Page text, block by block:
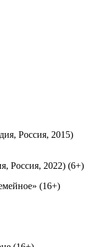
Россия, 2015)
Россия, 2022) (6+)
(16+)